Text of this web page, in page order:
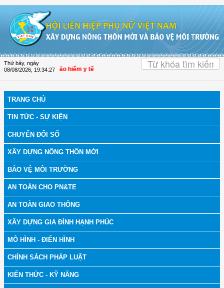
Thứ bảy, ngày
08/08/2026 19:34:29
tham gia bảo hiểm y tế
TRANG CHỦ
TIN TỨC - SỰ KIỆN
CHUYỂN ĐỔI SỐ
XÂY DỰNG NÔNG THÔN MỚI
BẢO VỆ MÔI TRƯỜNG
AN TOÀN CHO PN&TE
AN TOÀN GIAO THÔNG
XÂY DỰNG GIA ĐÌNH HẠNH PHÚC
MÔ HÌNH - ĐIỂN HÌNH
CHÍNH SÁCH PHÁP LUẬT
KIẾN THỨC - KỸ NĂNG
OK